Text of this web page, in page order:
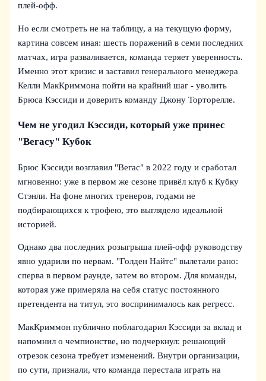
плей-офф.
Но если смотреть не на таблицу, а на текущую форму,
картина совсем иная: шесть поражений в семи последних
матчах, игра разваливается, команда теряет уверенность.
Именно этот кризис и заставил генерального менеджера
Келли МакКриммона пойти на крайний шаг - уволить
Брюса Кэссиди и доверить команду Джону Торторелле.
Чем не угодил Кэссиди, который уже принес
"Вегасу" Кубок
Брюс Кэссиди возглавил "Вегас" в 2022 году и сработал
мгновенно: уже в первом же сезоне привёл клуб к Кубку
Стэнли. На фоне многих тренеров, годами не
подбирающихся к трофею, это выглядело идеальной
историей.
Однако два последних розыгрыша плей-офф руководству
явно ударили по нервам. "Голден Найтс" вылетали рано:
сперва в первом раунде, затем во втором. Для команды,
которая уже примеряла на себя статус постоянного
претендента на титул, это воспринималось как регресс.
МакКриммон публично поблагодарил Кэссиди за вклад и
напомнил о чемпионстве, но подчеркнул: решающий
отрезок сезона требует изменений. Внутри организации,
по сути, признали, что команда перестала играть на